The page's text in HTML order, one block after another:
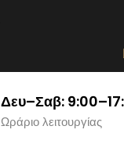
Δευ–Σαβ:
Ωράριο λειτουργίας